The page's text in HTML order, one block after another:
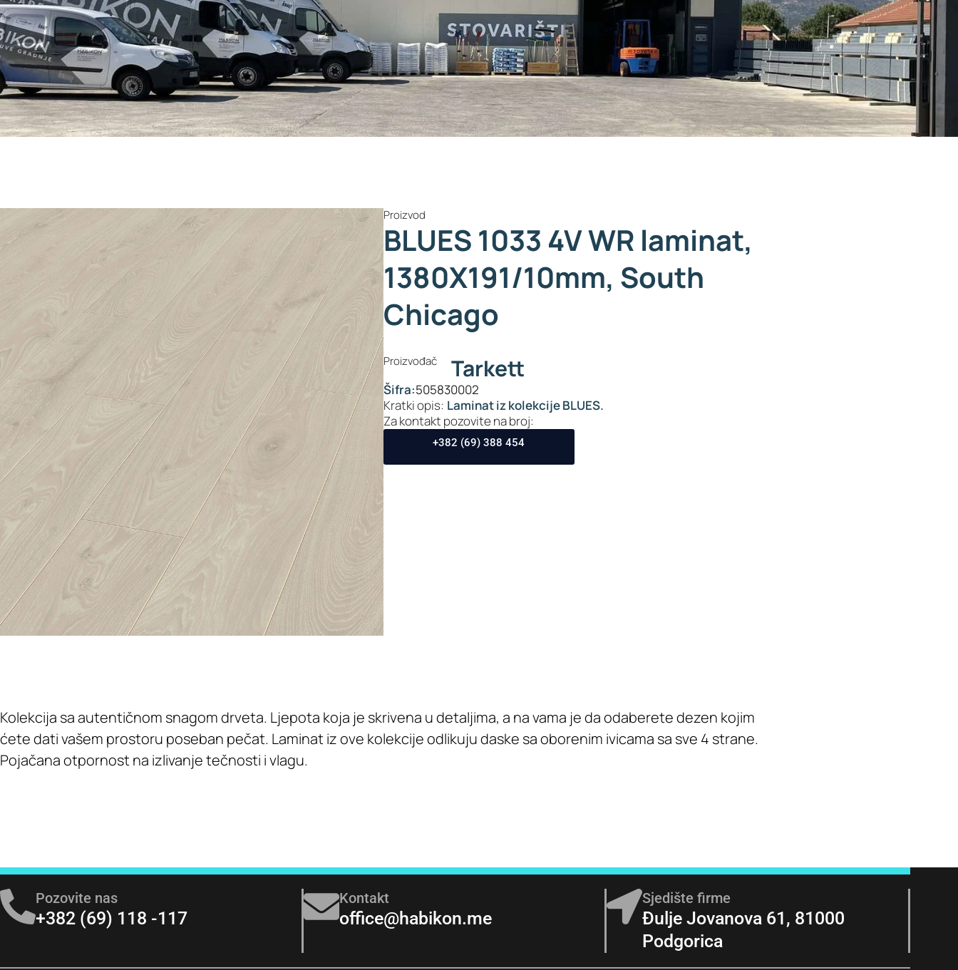
Proizvod
BLUES 1033 4V WR laminat,
1380X191/10mm, South
Chicago
Proizvođač Tarkett
Šifra:505830002
Kratki opis: Laminat iz kolekcije BLUES.
Za kontakt pozovite na broj:
+382 (69) 388 454
Kolekcija sa autentičnom snagom drveta. Ljepota koja je skrivena u detaljima, a na vama je da odaberete dezen kojim
ćete dati vašem prostoru poseban pečat. Laminat iz ove kolekcije odlikuju daske sa oborenim ivicama sa sve 4 strane.
Pojačana otpornost na izlivanje tečnosti i vlagu.
Pozovite nas
+382 (69) 118 -117
Kontakt
office@habikon.me
Sjedište firme
Đulje Jovanova 61, 81000
Podgorica